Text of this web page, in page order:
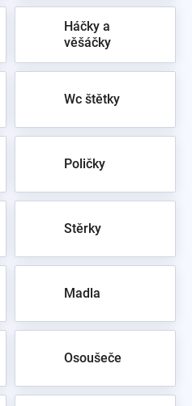
Háčky a
věšáčky
Wc štětky
Poličky
Stěrky
Madla
Osoušeče